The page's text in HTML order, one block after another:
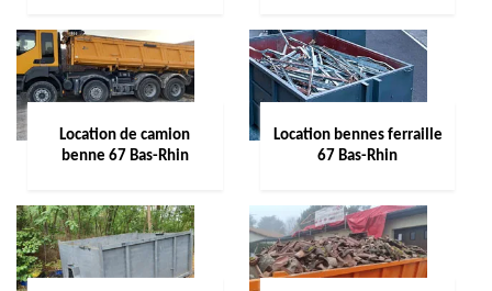
Location de camion
benne 67 Bas-Rhin
Location bennes ferraille
67 Bas-Rhin